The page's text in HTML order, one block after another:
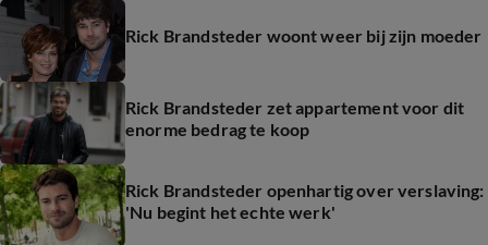
Rick Brandsteder woont weer bij zijn moeder
Rick Brandsteder zet appartement voor dit
enorme bedrag te koop
Rick Brandsteder openhartig over verslaving:
'Nu begint het echte werk'